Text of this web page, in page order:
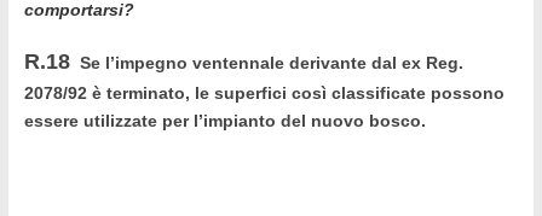
comportarsi?
R.18 Se l’impegno ventennale derivante dal ex Reg.
2078/92 è terminato, le superfici così classificate possono
essere utilizzate per l’impianto del nuovo bosco.